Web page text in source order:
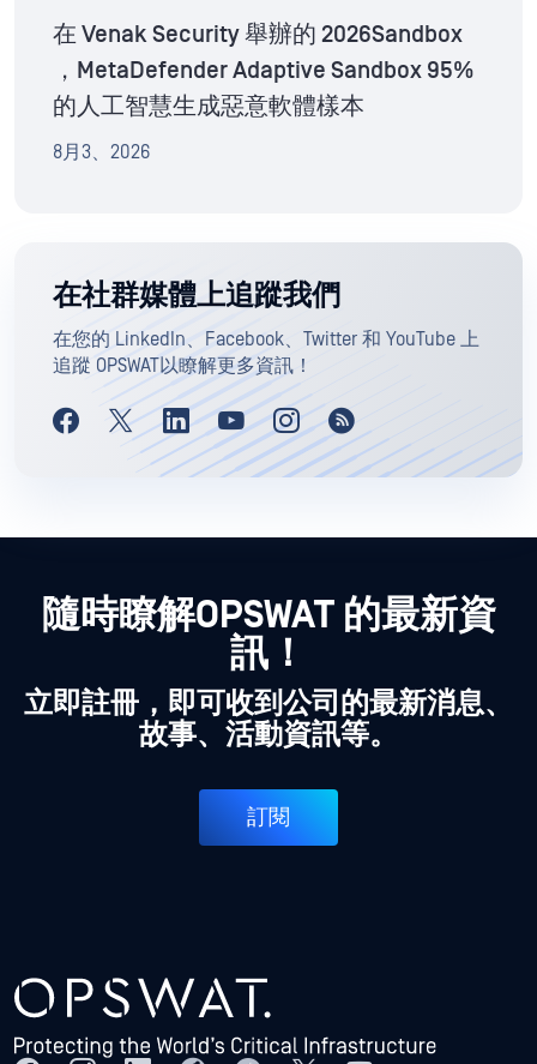
在 Venak Security 舉辦的 2026Sandbox
，MetaDefender Adaptive Sandbox 95%
的人工智慧生成惡意軟體樣本
8月3、2026
在社群媒體上追蹤我們
在您的 LinkedIn、Facebook、Twitter 和 YouTube 上
追蹤 OPSWAT以瞭解更多資訊！
隨時瞭解OPSWAT 的最新資
訊！
立即註冊，即可收到公司的最新消息、
故事、活動資訊等。
訂閱